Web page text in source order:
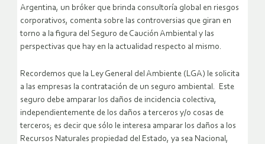
Argentina, un bróker que brinda consultoría global en riesgos
corporativos, comenta sobre las controversias que giran en
torno a la figura del Seguro de Caución Ambiental y las
perspectivas que hay en la actualidad respecto al mismo.
Recordemos que la Ley General del Ambiente (LGA) le solicita
a las empresas la contratación de un seguro ambiental. Este
seguro debe amparar los daños de incidencia colectiva,
independientemente de los daños a terceros y/o cosas de
terceros; es decir que sólo le interesa amparar los daños a los
Recursos Naturales propiedad del Estado, ya sea Nacional,